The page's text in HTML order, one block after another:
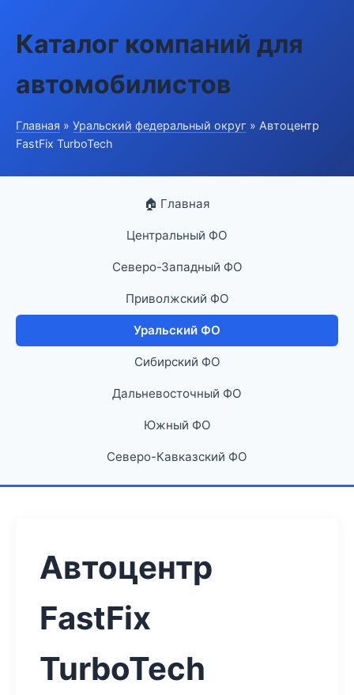
Каталог компаний для
автомобилистов
Главная » Уральский федеральный округ » Автоцентр
FastFix TurboTech
🏠 Главная
Центральный ФО
Северо-Западный ФО
Приволжский ФО
Уральский ФО
Сибирский ФО
Дальневосточный ФО
Южный ФО
Северо-Кавказский ФО
Автоцентр
FastFix
TurboTech